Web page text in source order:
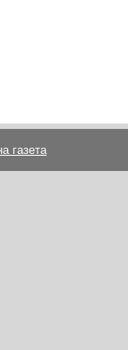
газета